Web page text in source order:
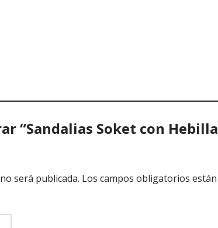
“Sandalias Soket con Hebilla
será publicada. Los campos obligatorios están